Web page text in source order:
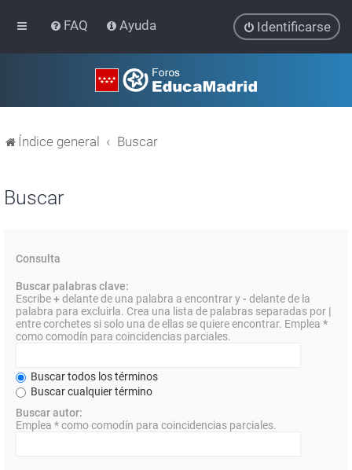
FAQ Ayuda Identificarse
Índice general Buscar
Buscar
Consulta
Buscar palabras clave:
Escribe+delante de una palabra a encontrar y- delante de la
palabra para excluirla. Crea una lista de palabras separadas por |
entre corchetes si solo una de ellas se quiere encontrar. Emplea *
como comodín para coincidencias parciales.
Buscar todos los términos
Buscar cualquier término
Buscar autor:
Emplea * como comodín para coincidencias parciales.